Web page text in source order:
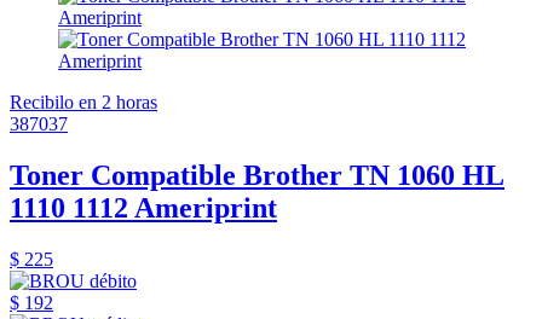
Recibilo en 2 horas
387037
Toner Compatible Brother TN 1060 HL
1110 1112 Ameriprint
$ 225
$ 192